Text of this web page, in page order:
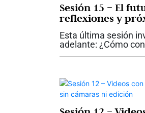
Sesión 15 – El
reflexiones y
Esta última sesión
adelante: ¿Cómo